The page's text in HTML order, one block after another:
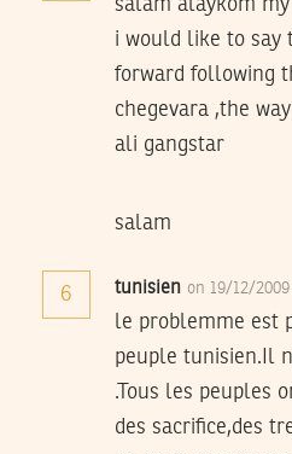
salam alaykom
i would like to say
forward following
chegevara ,the
ali gangstar
salam
6 tunisien on 19/12/
le problemme est
peuple tunisien.Il
.Tous les peuples
des sacrifice,des